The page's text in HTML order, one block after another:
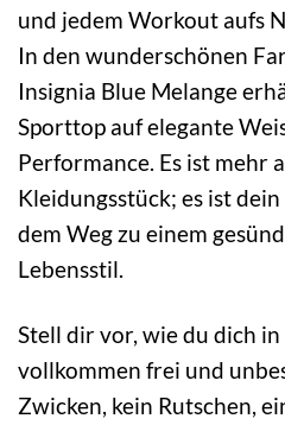
und jedem Workout aufs
In den wunderschönen
Insignia Blue Melange
Sporttop auf elegante
Performance. Es ist mehr
Kleidungsstück; es ist
dem Weg zu einem
Lebensstil.
Stell dir vor, wie du dich
vollkommen frei und
Zwicken, kein Rutschen,